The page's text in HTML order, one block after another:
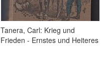
Tanera, Carl: Krieg und
Frieden - Ernstes und Heiteres